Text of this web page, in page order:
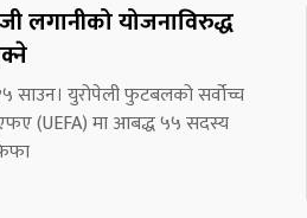
लगानीको योजनाविरुद्ध
साउन। युरोपेली फुटबलको सर्वोच्च
(UEFA) मा आबद्ध ५५ सदस्य